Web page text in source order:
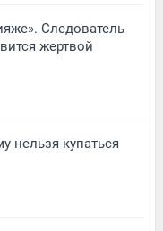
Следователь
жертвой
нельзя купаться